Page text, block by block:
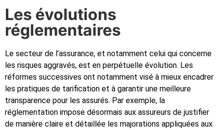
Les évolutions
réglementaires
Le secteur de l’assurance, et notamment celui qui concerne
les risques aggravés, est en perpétuelle évolution. Les
réformes successives ont notamment visé à mieux encadrer
les pratiques de tarification et à garantir une meilleure
transparence pour les assurés. Par exemple, la
réglementation impose désormais aux assureurs de justifier
de manière claire et détaillée les majorations appliquées aux